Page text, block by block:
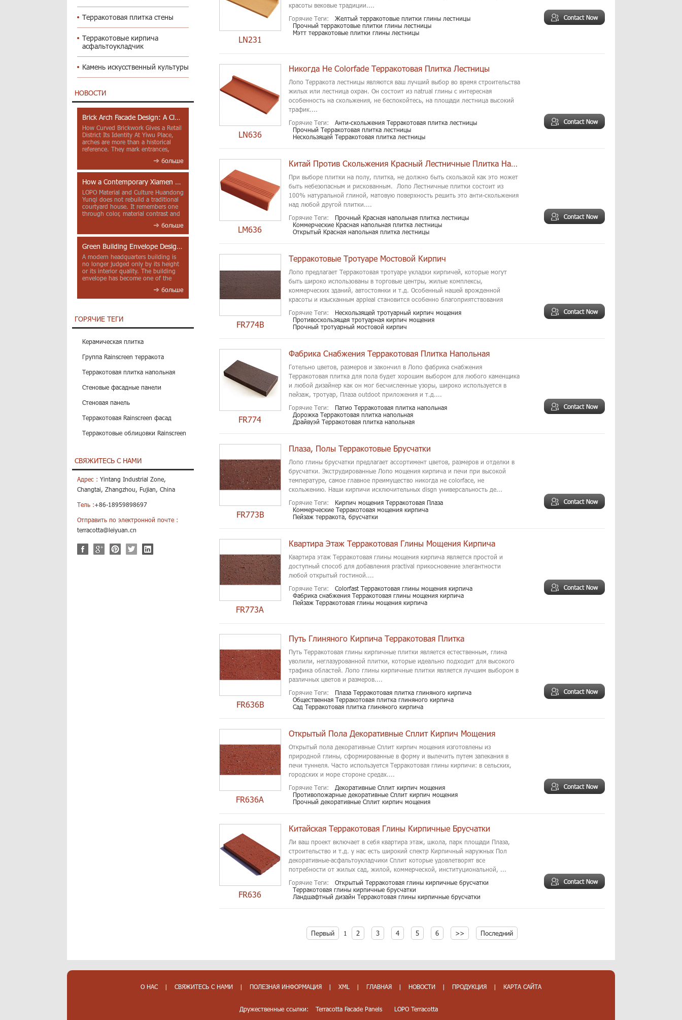
Терракотовая плитка стены
Терракотовые кирпича
асфальтоукладчик
Камень искусственный культуры
НОВОСТИ
Brick Arch Facade Design: A Closer Look at Yiwu Place
How Curved Brickwork Gives a Retail
District Its Identity At Yiwu Place,
arches are more than a historical
reference. They mark entrances,
больше
How a Contemporary Xiamen Project Reframes Minnan Red Brick
LOPO Material and Culture Huandong
Yunqi does not rebuild a traditional
courtyard house. It remembers one
through color, material contrast and
больше
Green Building Envelope Design: Clay Sunscreen Fins for Modern Headquarters Architecture
A modern headquarters building is
no longer judged only by its height
or its interior quality. The building
envelope has become one of the
больше
ГОРЯЧИЕ ТЕГИ
Керамическая плитка
Группа Rainscreen терракота
Терракотовая плитка напольная
Стеновые фасадные панели
Стеновая панель
Терракотовая Rainscreen фасад
Терракотовые облицовки Rainscreen
СВЯЖИТЕСЬ С НАМИ
Адрес : Yintang Industrial Zone,
Changtai, Zhangzhou, Fujian, China
Тель :+86-18959898697
Отправить по электронной почте :
terracotta@leiyuan.cn
LN231
красоты вековые традиции....
Горячие Теги:
Желтый терракотовые плитки глины лестницы
Прочный терракотовые плитки глины лестницы
Мэтт терракотовые плитки глины лестницы
LN636
Никогда Не Colorfade Терракотовая Плитка Лестницы
Лопо Терракота лестницы являются ваш лучший выбор во время строительства
жилых или лестница охран. Он состоит из natrual глины с интересная
особенность на скольжения, не беспокойтесь, на площади лестница высокий
трафик....
Горячие Теги:
Анти-скольжения Терракотовая плитка лестницы
Прочный Терракотовая плитка лестницы
Нескользящей Терракотовая плитка лестницы
LM636
Китай Против Скольжения Красный Лестничные Плитка Напольная
При выборе плитки на полу, плитка, не должно быть скользкой как это может
быть небезопасным и рискованным. Лопо Лестничные плитки состоит из
100% натуральной глиной, матовую поверхность решить это анти-скольжения
над любой другой плитки....
Горячие Теги:
Прочный Красная напольная плитка лестницы
Коммерческие Красная напольная плитка лестницы
Открытый Красная напольная плитка лестницы
FR774B
Терракотовые Тротуаре Мостовой Кирпич
Лопо предлагает Терракотовая тротуаре укладки кирпичей, которые могут
быть широко использованы в торговые центры, жилые комплексы,
коммерческих зданий, автостоянки и т.д. Особенный нашей врожденной
красоты и изысканным appleal становится особенно благоприятствования
Горячие Теги:
Нескользящей тротуарный кирпич мощения
Противоскользящая тротуарная кирпич мощения
Прочный тротуарный мостовой кирпич
FR774
Фабрика Снабжения Терракотовая Плитка Напольная
Готельно цветов, размеров и закончил в Лопо фабрика снабжения
Терракотовая плитка для пола будет хорошим выбором для любого каменщика
и любой дизайнер как он мог бесчисленные узоры, широко используется в
пейзаж, тротуар, Плаза outdoot приложения и т.д....
Горячие Теги:
Патио Терракотовая плитка напольная
Дорожка Терракотовая плитка напольная
Драйвуэй Терракотовая плитка напольная
FR773B
Плаза, Полы Терракотовые Брусчатки
Лопо глины брусчатки предлагает ассортимент цветов, размеров и отделки в
брусчатки. Экструдированные Лопо мощения кирпича и печи при высокой
температуре, самое главное преимущество никогда не colorface, не
скольжению. Наши кирпичи исключительных disgn универсальность де...
Горячие Теги:
Кирпич мощения Терракотовая Плаза
Коммерческие Терракотовая мощения кирпича
Пейзаж терракота, брусчатки
FR773A
Квартира Этаж Терракотовая Глины Мощения Кирпича
Квартира этаж Терракотовая глины мощения кирпича является простой и
доступный способ для добавления practival прикосновение элегантности
любой открытый гостиной....
Горячие Теги:
Colorfast Терракотовая глины мощения кирпича
Фабрика снабжения Терракотовая глины мощения кирпича
Пейзаж Терракотовая глины мощения кирпича
FR636B
Путь Глиняного Кирпича Терракотовая Плитка
Путь Терракотовая глины кирпичные плитки является естественным, глина
уволили, неглазурованной плитки, которые идеально подходит для высокого
трафика областей. Лопо глины кирпичные плитки является лучшим выбором в
различных цветов и размеров....
Горячие Теги:
Плаза Терракотовая плитка глиняного кирпича
Общественная Терракотовая плитка глиняного кирпича
Сад Терракотовая плитка глиняного кирпича
FR636A
Открытый Пола Декоративные Сплит Кирпич Мощения
Открытый пола декоративные Сплит кирпич мощения изготовлены из
природной глины, сформированные в форму и вылечить путем запекания в
печи туннеля. Часто используется Терракотовая глины кирпичи: в сельских,
городских и море стороне средах....
Горячие Теги:
Декоративные Сплит кирпич мощения
Противопожарные декоративные Сплит кирпич мощения
Прочный декоративные Сплит кирпич мощения
FR636
Китайская Терракотовая Глины Кирпичные Брусчатки
Ли ваш проект включает в себя квартира этаж, школа, парк площади Плаза,
строительство и т.д. у нас есть широкий спектр Кирпичный наружных Пол
декоративные-асфальтоукладчики Сплит которые удовлетворят все
потребности от жилых сад, жилой, коммерческой, институциональной, ...
Горячие Теги:
Открытый Терракотовая глины кирпичные брусчатки
Терракотовая глины кирпичные брусчатки
Ландшафтный дизайн Терракотовая глины кирпичные брусчатки
Первый 1 2 3 4 5 6 >> Последний
О НАС | СВЯЖИТЕСЬ С НАМИ | ПОЛЕЗНАЯ ИНФОРМАЦИЯ | XML | ГЛАВНАЯ | НОВОСТИ | ПРОДУКЦИЯ | КАРТА САЙТА
Дружественные ссылки: Terracotta Facade Panels LOPO Terracotta